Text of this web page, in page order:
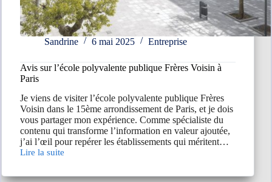
Sandrine 6 mai 2025 Entreprise
Avis sur l’école polyvalente publique Frères Voisin à
Paris
Je viens de visiter l’école polyvalente publique Frères
Voisin dans le 15ème arrondissement de Paris, et je dois
vous partager mon expérience. Comme spécialiste du
contenu qui transforme l’information en valeur ajoutée,
j’ai l’œil pour repérer les établissements qui méritent…
Lire la suite
Avis
l’école